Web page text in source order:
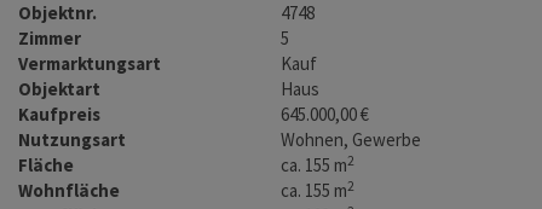
Objektnr.
4748
Zimmer
5
Vermarktungsart
Kauf
Objektart
Haus
Kaufpreis
645.000,00 €
Nutzungsart
Wohnen Gewerbe
Fläche
ca. 155 m2
Wohnfläche ca. 155 m2